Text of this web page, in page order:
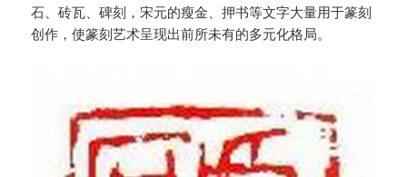
石、砖瓦、碑刻，宋元的瘦金、押书等文字大量用于篆刻
创作，使篆刻艺术呈现出前所未有的多元化格局。